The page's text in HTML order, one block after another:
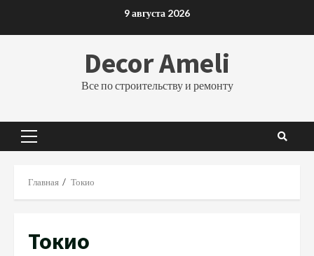
9 августа 2026
Decor Ameli
Все по строительству и ремонту
Основное
Главная Токио
Токио